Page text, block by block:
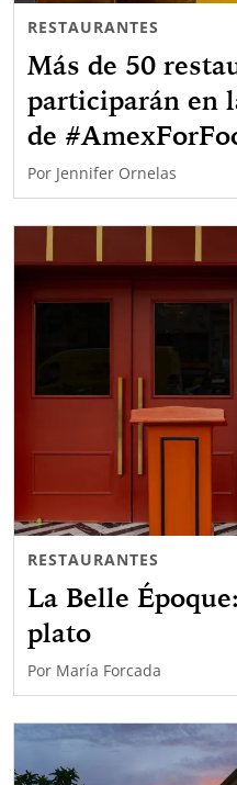
RESTAURANTES
Más de 50
participarán en
de
Por Jennifer Ornelas
RESTAURANTES
La Belle
plato
Por María Forcada